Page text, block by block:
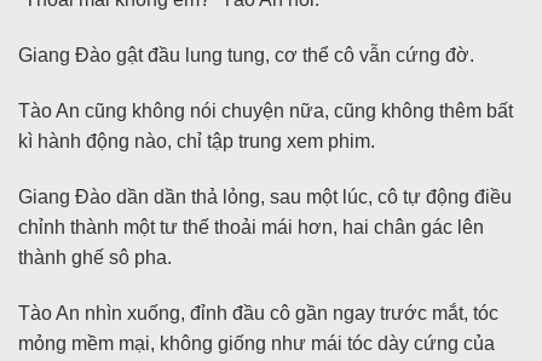
Giang Đào gật đầu lung tung, cơ thể cô vẫn cứng đờ.
Tào An cũng không nói chuyện nữa, cũng không thêm bất
kì hành động nào, chỉ tập trung xem phim.
Giang Đào dần dần thả lỏng, sau một lúc, cô tự động điều
chỉnh thành một tư thế thoải mái hơn, hai chân gác lên
thành ghế sô pha.
Tào An nhìn xuống, đỉnh đầu cô gần ngay trước mắt, tóc
mỏng mềm mại, không giống như mái tóc dày cứng của